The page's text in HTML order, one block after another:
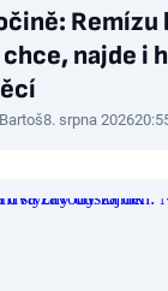
Remízu
najde i
8. srpna 2026